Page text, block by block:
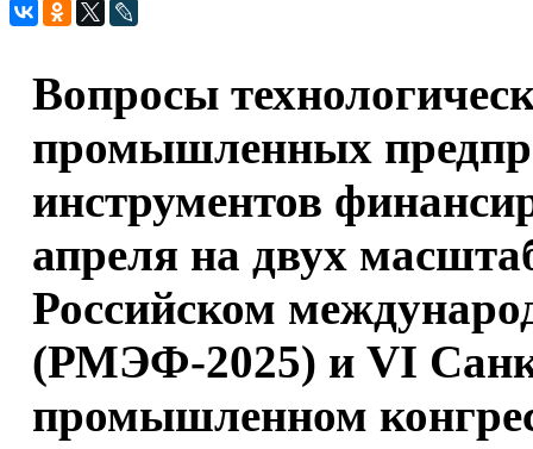
Вопросы
промышленных
инструментов
апреля на двух
Российском
(РМЭФ-2025) и VI
промышленном